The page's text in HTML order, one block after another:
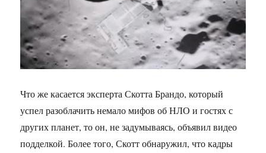
Что же касается эксперта Скотта Брандо, который
успел разоблачить немало мифов об НЛО и гостях с
других планет, то он, не задумываясь, объявил видео
подделкой. Более того, Скотт обнаружил, что кадры